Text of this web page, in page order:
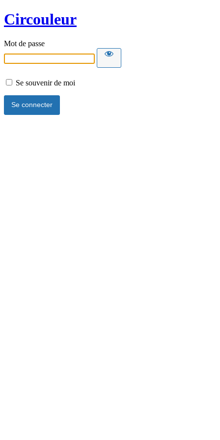
Circouleur
Mot de passe
Se souvenir de moi